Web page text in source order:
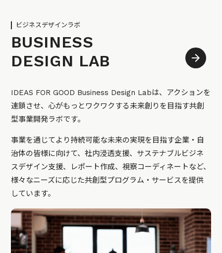
ビジネスデザインラボ
BUSINESS
DESIGN LAB
IDEAS FOR GOOD Business Design Labは、アクションを
連鎖させ、心がもっとワクワクする未来創りを目指す共創
型事業開発ラボです。
事業を通じてより持続可能な未来の実現を目指す企業・自
治体の皆様に向けて、社内浸透支援、サステナブルビジネ
スデザイン支援、レポート作成、視察コーディネートなど、
様々なニーズに応じた共創型プログラム・サービスを提供
しています。